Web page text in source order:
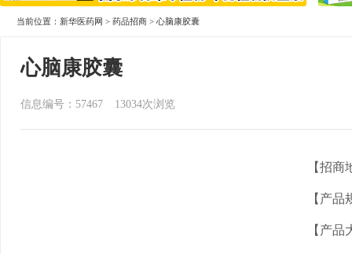
当前位置： 新华医药网 > 药品招商 > 心脑康胶囊
心脑康胶囊
信息编号：57467 13034次浏览
【招商
【产品
【产品